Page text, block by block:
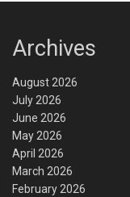
Archives
August 2026
July 2026
June 2026
May 2026
April 2026
March 2026
February 2026